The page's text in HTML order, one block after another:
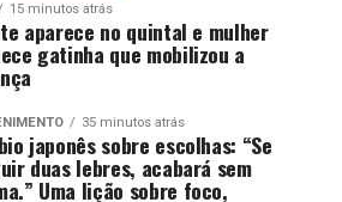
15 minutos atrás
aparece no quintal e mulher
gatinha que mobilizou a
35 minutos atrás
japonês sobre escolhas: “Se
duas lebres, acabará sem
Uma lição sobre foco,